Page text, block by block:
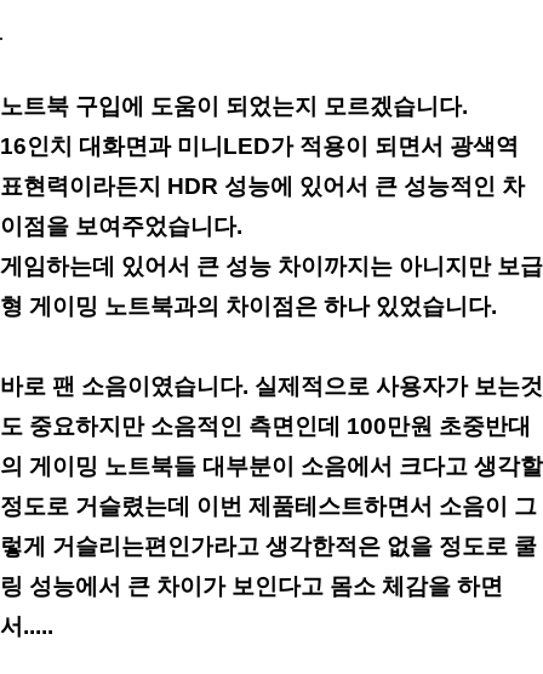
노트북 구입에 도움이 되었는지 모르겠습니다.
16인치 대화면과 미니LED가 적용이 되면서 광색역
표현력이라든지 HDR 성능에 있어서 큰 성능적인 차
이점을 보여주었습니다.
게임하는데 있어서 큰 성능 차이까지는 아니지만 보급
형 게이밍 노트북과의 차이점은 하나 있었습니다.
바로 팬 소음이였습니다. 실제적으로 사용자가 보는것
도 중요하지만 소음적인 측면인데 100만원 초중반대
의 게이밍 노트북들 대부분이 소음에서 크다고 생각할
정도로 거슬렸는데 이번 제품테스트하면서 소음이 그
렇게 거슬리는편인가라고 생각한적은 없을 정도로 쿨
링 성능에서 큰 차이가 보인다고 몸소 체감을 하면
서.....